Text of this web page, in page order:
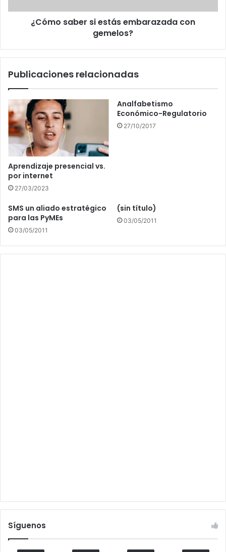
¿Cómo saber si estás embarazada con
gemelos?
Publicaciones relacionadas
Aprendizaje presencial vs.
por internet
27/03/2023
Analfabetismo
Económico-Regulatorio
27/10/2017
SMS un aliado estratégico
para las PyMEs
03/05/2011
(sin título)
03/05/2011
Síguenos